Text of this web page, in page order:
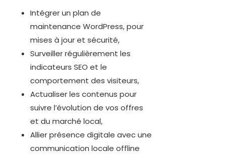
Intégrer un plan de
maintenance WordPress, pour
mises à jour et sécurité,
Surveiller régulièrement les
indicateurs SEO et le
comportement des visiteurs,
Actualiser les contenus pour
suivre l’évolution de vos offres
et du marché local,
Allier présence digitale avec une
communication locale offline